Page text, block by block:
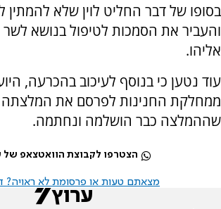
בסופו של דבר החליט לוין שלא
והעביר את הסמכות לטיפול בנושא
אליהו.
עוד נטען כי בנוסף לעיכוב בהכרעה,
ממחלקת החנינות לפרסם את
שההמלצה כבר הושלמה ונחתמה.
הצטרפו לקבוצת הוואטצאפ של
מצאתם טעות או פרסומת לא ראויה?